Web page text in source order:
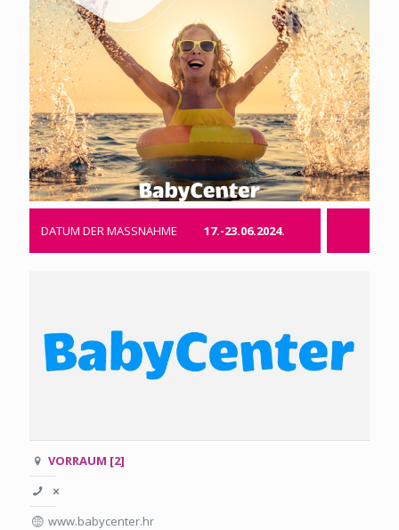
DATUM DER MASSNAHME 17.-23.06.2024.
VORRAUM [2]
www.babycenter.hr